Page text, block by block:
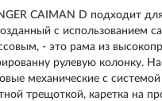
CAIMAN D подходит
с использованием
- это рама из
рулевую колонку.
механические с
трещоткой, каретка на